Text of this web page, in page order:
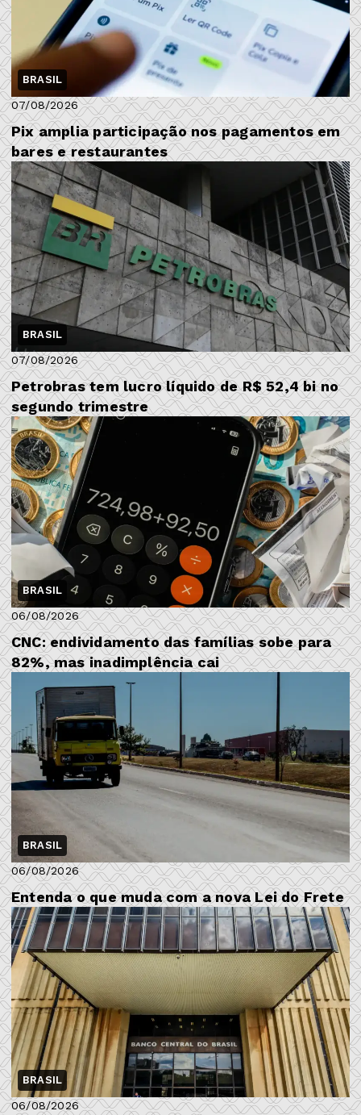
BRASIL
07/08/2026
Pix amplia participação nos pagamentos em
bares e restaurantes
BRASIL
07/08/2026
Petrobras tem lucro líquido de R$ 52,4 bi no
segundo trimestre
BRASIL
06/08/2026
CNC: endividamento das famílias sobe para
82%, mas inadimplência cai
BRASIL
06/08/2026
Entenda o que muda com a nova Lei do Frete
BRASIL
06/08/2026